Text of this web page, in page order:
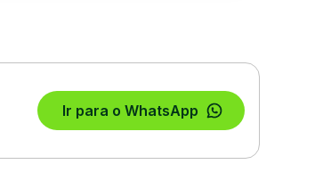
Ir para o WhatsApp